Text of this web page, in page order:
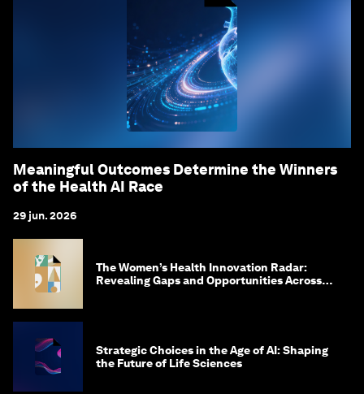
Meaningful Outcomes Determine the Winners
of the Health AI Race
29 jun. 2026
The Women’s Health Innovation Radar:
Revealing Gaps and Opportunities Across
Strategic Choices in the Age of AI: Shaping
the Future of Life Sciences